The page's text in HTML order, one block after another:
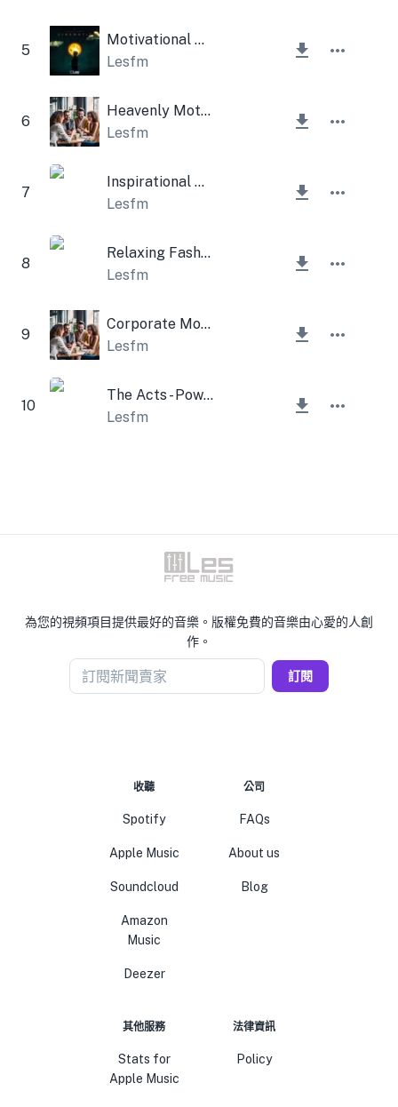
5
Motivational Cinematic
Lesfm
6
Heavenly Motive
Lesfm
7
Inspirational Morning Corporation
Lesfm
8
Relaxing Fashion
Lesfm
9
Corporate Morning
Lesfm
10
The Acts - Power Pop Guitar
Lesfm
為您的視頻項目提供最好的音樂。版權免費的音樂由心愛的人創
作。
訂閱新聞賣家 訂閱
收聽
Spotify
Apple Music
Soundcloud
Amazon
Music
Deezer
公司
FAQs
About us
Blog
其他服務
Stats for
Apple Music
法律資訊
Policy